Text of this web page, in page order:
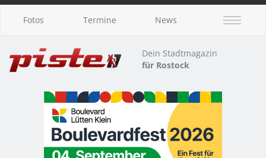
Fotos Termine News
Dein Stadtmagazin
für Rostock